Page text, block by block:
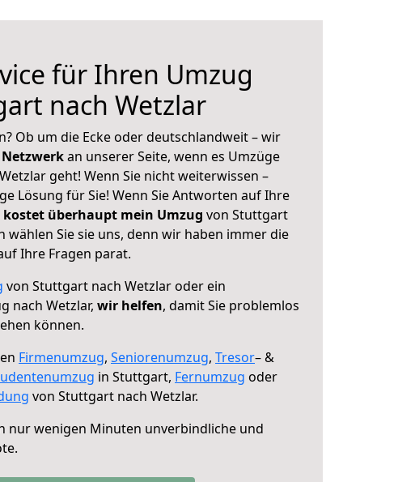
für Ihren Umzug
nach Wetzlar
Ob um die Ecke oder deutschlandweit – wir
an unserer Seite, wenn es Umzüge
geht! Wenn Sie nicht weiterwissen –
Lösung für Sie! Wenn Sie Antworten auf Ihre
kostet überhaupt mein Umzug von Stuttgart
wählen Sie sie uns, denn wir haben immer die
Ihre Fragen parat.
von Stuttgart nach Wetzlar oder ein
nach Wetzlar, wir helfen, damit Sie problemlos
können.
Firmenumzug, Seniorenumzug, Tresor– &
in Stuttgart, Fernumzug oder
von Stuttgart nach Wetzlar.
nur wenigen Minuten unverbindliche und